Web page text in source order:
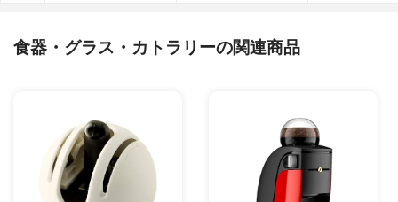
食器・グラス・カトラリーの関連商品